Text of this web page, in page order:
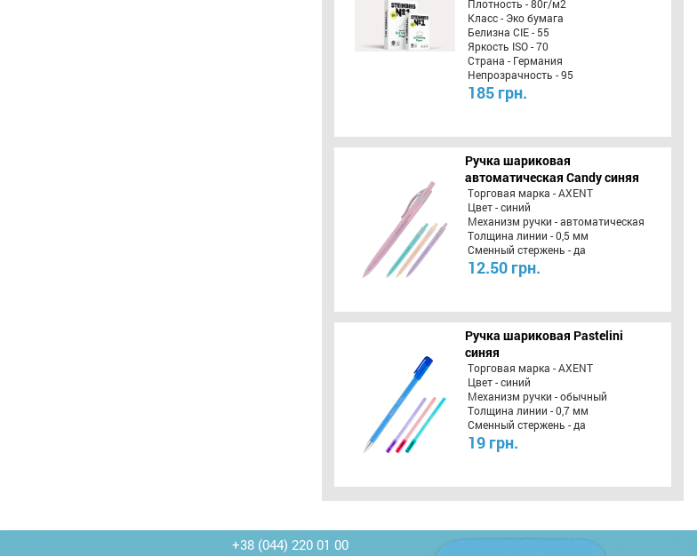
Плотность - 80г/м2
Класс - Эко бумага
Белизна CIE - 55
Яркость ISO - 70
Страна - Германия
Непрозрачность - 95
185 грн.
Ручка шариковая
автоматическая Candy синяя
Торговая марка - AXENT
Цвет - синий
Механизм ручки - автоматическая
Толщина линии - 0,5 мм
Сменный стержень - да
12.50 грн.
Ручка шариковая Pastelini
синяя
Торговая марка - AXENT
Цвет - синий
Механизм ручки - обычный
Толщина линии - 0,7 мм
Сменный стержень - да
19 грн.
+38 (044) 220 01 00